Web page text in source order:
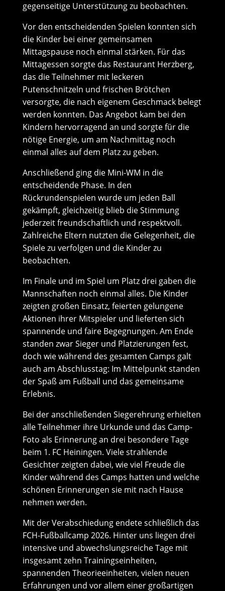
gegenseitige Unterstützung zu beobachten.
Vor den entscheidenden Spielen konnten sich
die Kinder bei einer gemeinsamen
Mittagspause noch einmal stärken. Für das
Mittagessen sorgte das Restaurant Herzberg,
das die Teilnehmer mit leckeren
Putenschnitzeln und frischen Brötchen
versorgte, die nach eigenem Geschmack belegt
werden konnten. Das Angebot kam bei den
Kindern hervorragend an und sorgte für die
nötige Energie, um am Nachmittag noch
einmal alles auf dem Platz zu geben.
Anschließend ging die Mini-WM in die
entscheidende Phase. In den
Rückrundenspielen wurde um jeden Ball
gekämpft, gleichzeitig blieb die Stimmung
jederzeit freundschaftlich und respektvoll.
Zahlreiche Eltern nutzten die Gelegenheit, die
Spiele zu verfolgen und die Kinder zu
beobachten.
Im Finale und im Spiel um Platz drei gaben die
Mannschaften noch einmal alles. Die Kinder
zeigten großen Einsatz, feierten gelungene
Aktionen ihrer Mitspieler und lieferten sich
spannende und faire Begegnungen. Am Ende
standen zwar Sieger und Platzierungen fest,
doch wie während des gesamten Camps galt
auch am Abschlusstag: Im Mittelpunkt standen
der Spaß am Fußball und das gemeinsame
Erlebnis.
Bei der anschließenden Siegerehrung erhielten
alle Teilnehmer ihre Urkunde und das Camp-
Foto als Erinnerung an drei besondere Tage
beim 1. FC Heiningen. Viele strahlende
Gesichter zeigten dabei, wie viel Freude die
Kinder während des Camps hatten und welche
schönen Erinnerungen sie mit nach Hause
nehmen werden.
Mit der Verabschiedung endete schließlich das
FCH-Fußballcamp 2026. Hinter uns liegen drei
intensive und abwechslungsreiche Tage mit
insgesamt zehn Trainingseinheiten,
spannenden Theorieeinheiten, vielen neuen
Erfahrungen und vor allem einer großartigen